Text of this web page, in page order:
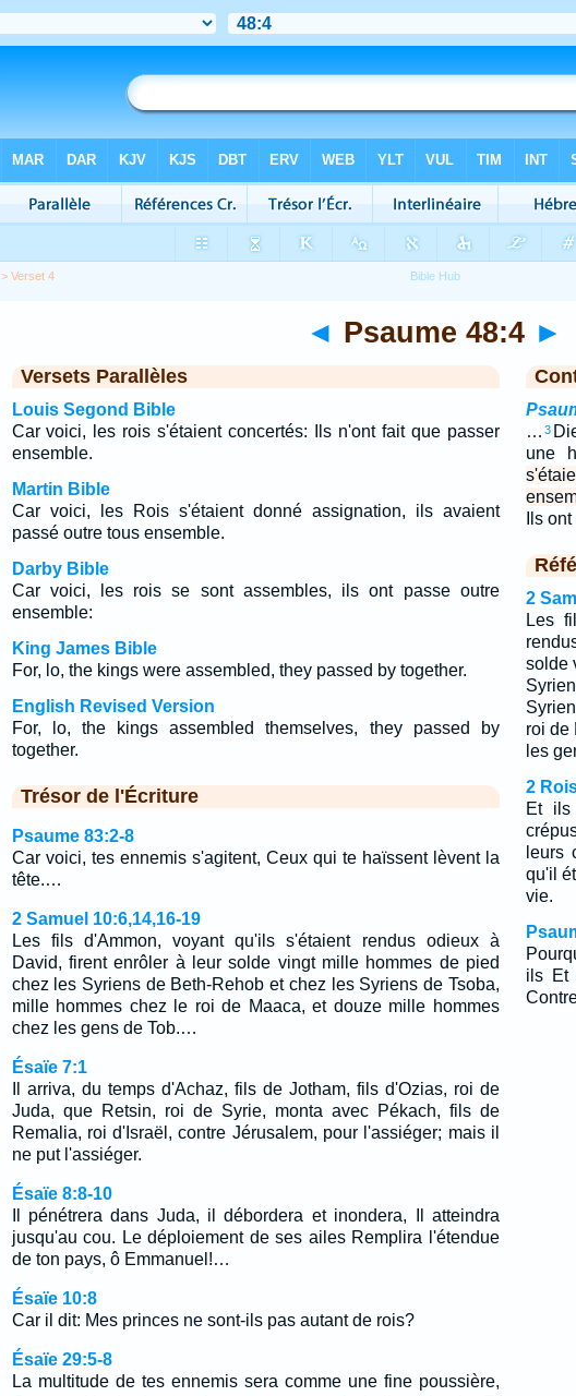
> Verset 4
◄ Psaume 48:4 ►
Versets Parallèles
Louis Segond Bible
Car voici, les rois s'étaient concertés: Ils n'ont fait que passer
ensemble.
Martin Bible
Car voici, les Rois s'étaient donné assignation, ils avaient
passé outre tous ensemble.
Darby Bible
Car voici, les rois se sont assembles, ils ont passe outre
ensemble:
King James Bible
For, lo, the kings were assembled, they passed by together.
English Revised Version
For, lo, the kings assembled themselves, they passed by
together.
Trésor de l'Écriture
Psaume 83:2-8
Car voici, tes ennemis s'agitent, Ceux qui te haïssent lèvent la
tête.…
2 Samuel 10:6,14,16-19
Les fils d'Ammon, voyant qu'ils s'étaient rendus odieux à
David, firent enrôler à leur solde vingt mille hommes de pied
chez les Syriens de Beth-Rehob et chez les Syriens de Tsoba,
mille hommes chez le roi de Maaca, et douze mille hommes
chez les gens de Tob.…
Ésaïe 7:1
Il arriva, du temps d'Achaz, fils de Jotham, fils d'Ozias, roi de
Juda, que Retsin, roi de Syrie, monta avec Pékach, fils de
Remalia, roi d'Israël, contre Jérusalem, pour l'assiéger; mais il
ne put l'assiéger.
Ésaïe 8:8-10
Il pénétrera dans Juda, il débordera et inondera, Il atteindra
jusqu'au cou. Le déploiement de ses ailes Remplira l'étendue
de ton pays, ô Emmanuel!…
Ésaïe 10:8
Car il dit: Mes princes ne sont-ils pas autant de rois?
Ésaïe 29:5-8
La multitude de tes ennemis sera comme une fine poussière,
… 3
une
Ils
2
Les
solde
roi de
les
2
Et ils
leurs
qu'il
vie.
ils Et